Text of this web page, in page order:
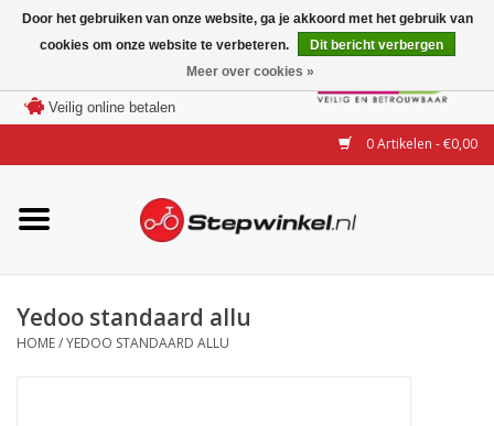
Veilig online betalen
0 Artikelen - €0,00
Merken
Modellen
Accessoires
Steps huren of uitproberen
Yedoo standaard allu
HOME/YEDOO STANDAARD ALLU
Door het gebruiken van onze website, ga je akkoord met het gebruik van
cookies om onze website te verbeteren.
Dit bericht verbergen
Meer over cookies »